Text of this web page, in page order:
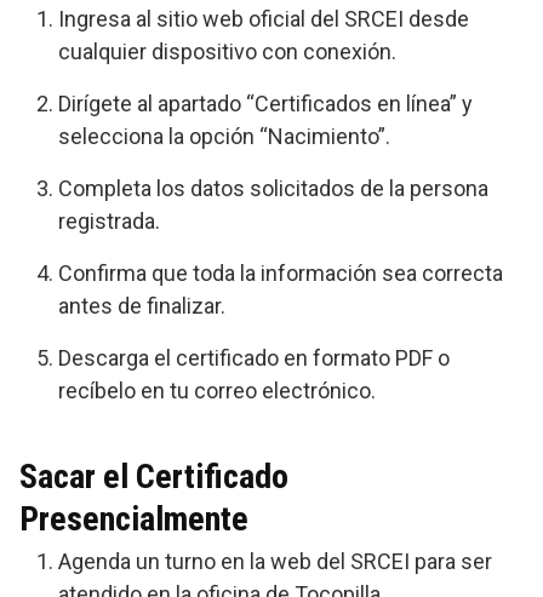
Ingresa al sitio web oficial del SRCEI desde
cualquier dispositivo con conexión.
Dirígete al apartado “Certificados en línea” y
selecciona la opción “Nacimiento”.
Completa los datos solicitados de la persona
registrada.
Confirma que toda la información sea correcta
antes de finalizar.
Descarga el certificado en formato PDF o
recíbelo en tu correo electrónico.
Sacar el Certificado
Presencialmente
Agenda un turno en la web del SRCEI para ser